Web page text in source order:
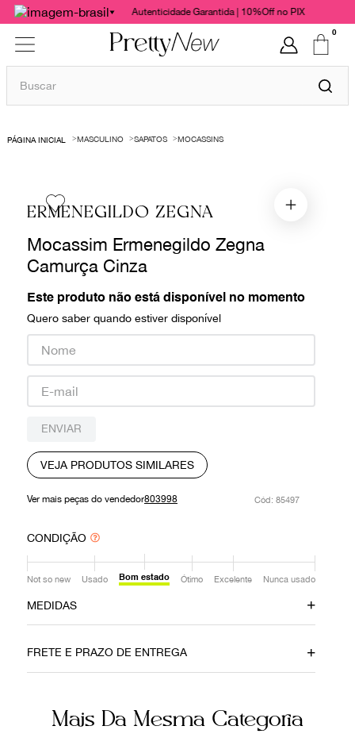
Autenticidade Garantida | 10%Off no PIX
0
Buscar
MASCULINO SAPATOS MOCASSINS
ERMENEGILDO ZEGNA
Mocassim Ermenegildo Zegna
Camurça Cinza
Este produto não está disponível no momento
Quero saber quando estiver disponível
ENVIAR
VEJA PRODUTOS SIMILARES
Ver mais peças do vendedor803998 : 85497
CONDIÇÃO
Not so new Usado Bom estado Ótimo Excelente Nunca usado
MEDIDAS
palmilha
equipe.
FRETE E PRAZO DE ENTREGA
Mais Da Mesma Categoria
1º
bolsas
chanel
gucci
valentino
burberry
prada
louis vuitton